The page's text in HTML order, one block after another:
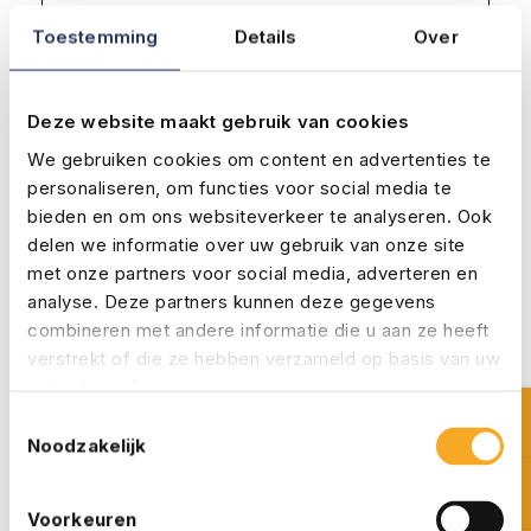
Toestemming Details Over
Deze website maakt gebruik van cookies
We gebruiken cookies om content en advertenties te
personaliseren, om functies voor social media te
bieden en om ons websiteverkeer te analyseren. Ook
delen we informatie over uw gebruik van onze site
met onze partners voor social media, adverteren en
analyse. Deze partners kunnen deze gegevens
combineren met andere informatie die u aan ze heeft
verstrekt of die ze hebben verzameld op basis van uw
Noodzakelijk
Voorkeuren
Schade aan andere boten, objecten of
personen.
WA + Beperkt Casco
WA + Volledig Casco